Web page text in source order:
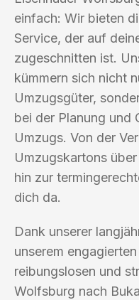
einfach: Wir bieten
Service, der auf
zugeschnitten ist.
kümmern sich nicht
Umzugsgüter,
bei der Planung und
Umzugs. Von der
Umzugskartons
hin zur
dich da.
Dank unserer
unserem
reibungslosen und
Wolfsburg nach